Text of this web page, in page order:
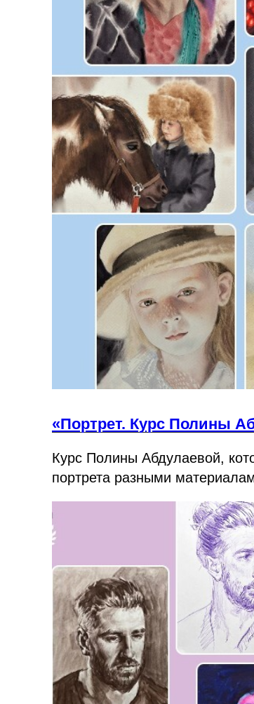
«Портрет. Курс Полины
Курс Полины Абдулаевой,
портрета разными